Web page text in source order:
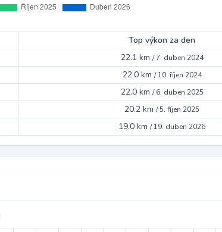
Top výkon za den
22.1 km /7. duben 2024
22.0 km /10. říjen 2024
22.0 km /6. duben 2025
20.2 km /5. říjen 2025
19.0 km /19. duben 2026